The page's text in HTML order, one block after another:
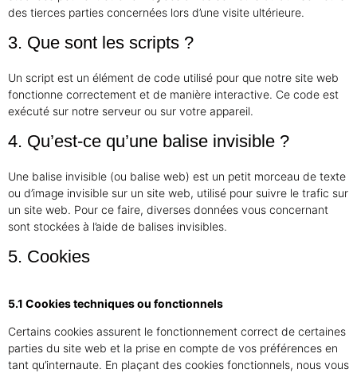
des tierces parties concernées lors d’une visite ultérieure.
3. Que sont les scripts ?
Un script est un élément de code utilisé pour que notre site web
fonctionne correctement et de manière interactive. Ce code est
exécuté sur notre serveur ou sur votre appareil.
4. Qu’est-ce qu’une balise invisible ?
Une balise invisible (ou balise web) est un petit morceau de texte
ou d’image invisible sur un site web, utilisé pour suivre le trafic sur
un site web. Pour ce faire, diverses données vous concernant
sont stockées à l’aide de balises invisibles.
5. Cookies
5.1 Cookies techniques ou fonctionnels
Certains cookies assurent le fonctionnement correct de certaines
parties du site web et la prise en compte de vos préférences en
tant qu’internaute. En plaçant des cookies fonctionnels, nous vous